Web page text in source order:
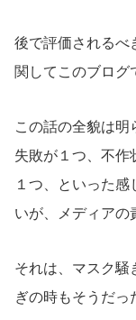
後で評価されるべ
関してこのブログ
この話の全貌は明
失敗が１つ、不作
１つ、といった
いが、メディアの
それは、マスク騒
ぎの時もそうだっ